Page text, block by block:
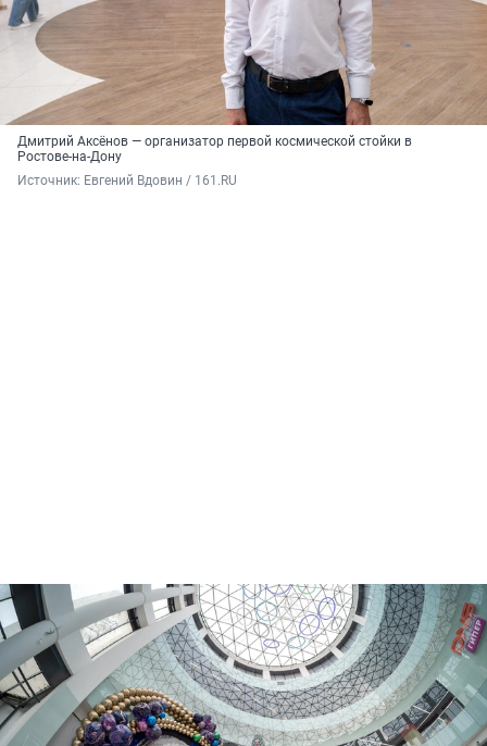
Дмитрий Аксёнов — организатор первой космической стойки в
Ростове-на-Дону
Источник: Евгений Вдовин / 161.RU